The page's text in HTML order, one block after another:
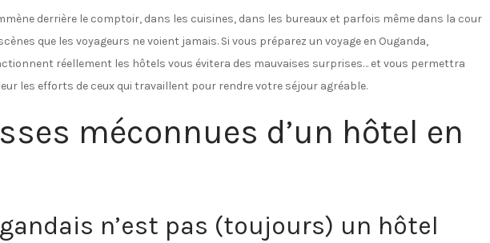
derrière le comptoir, dans les cuisines, dans les bureaux et parfois même dans la cour
que les voyageurs ne voient jamais. Si vous préparez un voyage en Ouganda,
réellement les hôtels vous évitera des mauvaises surprises… et vous permettra
les efforts de ceux qui travaillent pour rendre votre séjour agréable.
méconnues d’un hôtel en
n’est pas (toujours) un hôtel